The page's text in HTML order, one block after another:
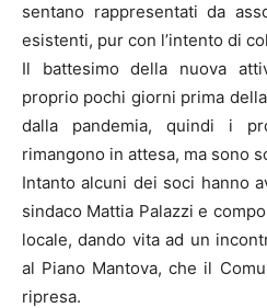
sentano rappresentati da
esistenti, pur con l’intento di
Il battesimo della nuova
proprio pochi giorni prima
dalla pandemia, quindi i
rimangono in attesa, ma sono
Intanto alcuni dei soci hanno
sindaco Mattia Palazzi e
locale, dando vita ad un
al Piano Mantova, che il
ripresa.